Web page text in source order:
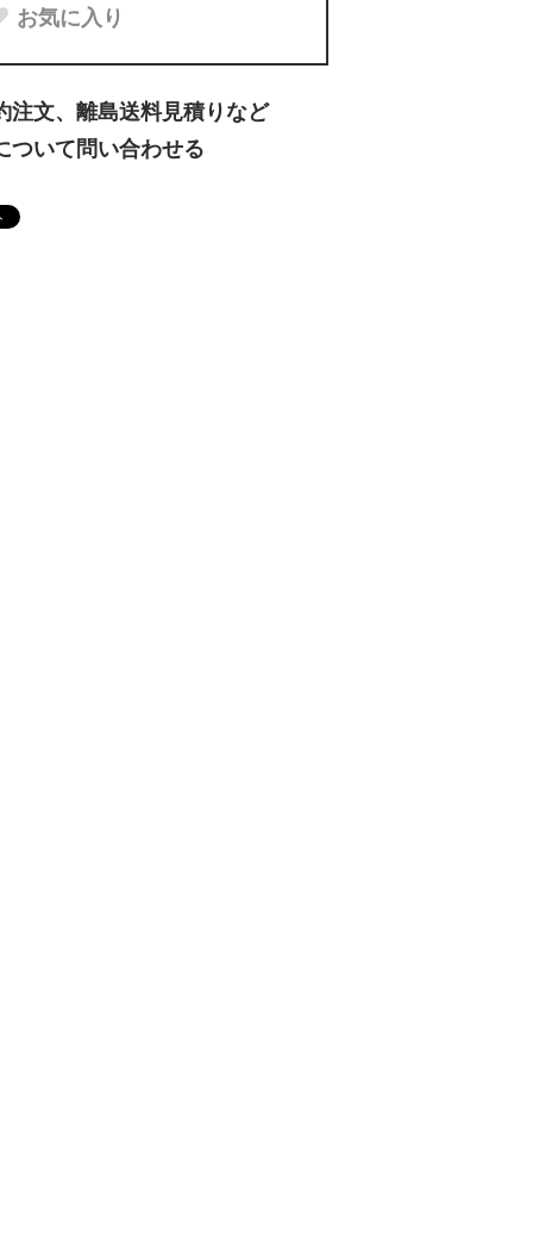
お気に入り
注文、離島送料見積りなど
ついて問い合わせる